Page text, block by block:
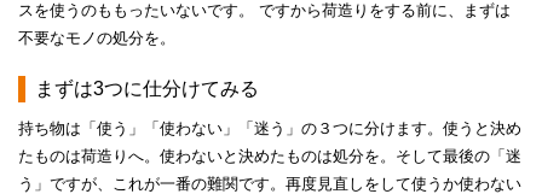
スを使うのももったいないです。 ですから荷造りをする前に、まずは
不要なモノの処分を。
まずは3つに仕分けてみる
持ち物は「使う」「使わない」「迷う」の３つに分けます。使うと決め
たものは荷造りへ。使わないと決めたものは処分を。そして最後の「迷
う」ですが、これが一番の難関です。再度見直しをして使うか使わない